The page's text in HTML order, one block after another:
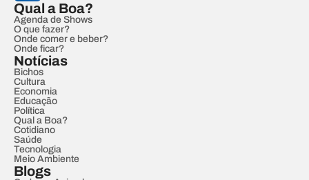
Qual a Boa?
Agenda de Shows
O que fazer?
Onde comer e beber?
Onde ficar?
Notícias
Bichos
Cultura
Economia
Educação
Política
Qual a Boa?
Cotidiano
Saúde
Tecnologia
Meio Ambiente
Blogs